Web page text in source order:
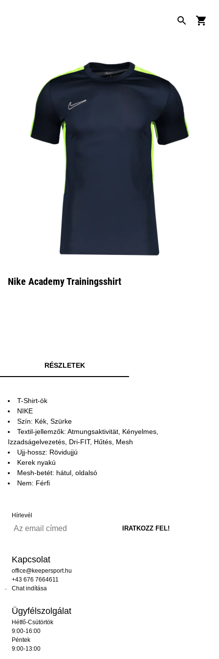
Nike Academy Trainingsshirt
RÉSZLETEK
T-Shirt-ök
NIKE
Szín: Kék, Szürke
Textil-jellemzők: Atmungsaktivität, Kényelmes,
Izzadságelvezetés, Dri-FIT, Hűtés, Mesh
Ujj-hossz: Rövidujjú
Kerek nyakú
Mesh-betét: hátul, oldalsó
Nem: Férfi
Hírlevél
Kapcsolat
office@keepersport.hu
+43 676 7664611
Chat indítása
Ügyfélszolgálat
Hétfő-Csütörtök
9:00-16:00
Péntek
9:00-13:00